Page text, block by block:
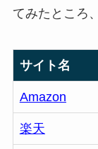
てみたところ
サイト名
Amazon
楽天